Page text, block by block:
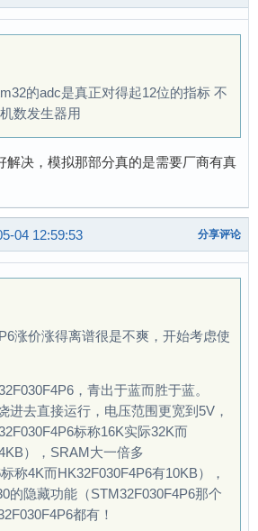
的adc是真正对得起12位的指标 不
数发生器用
解决，模拟那部分真的是需要厂商有真
04 12:59:53 分享评论
涨价涨得离谱很是不爽，开始考虑使
，青出于蓝而胜于蓝。
进去直接运行，电压范围更宽到5V，
标称16K实际32K而
），SRAM大一倍多
称4K而HK32F030F4P6有10KB），
的隐藏功能（STM32F030F4P6那个
都有！